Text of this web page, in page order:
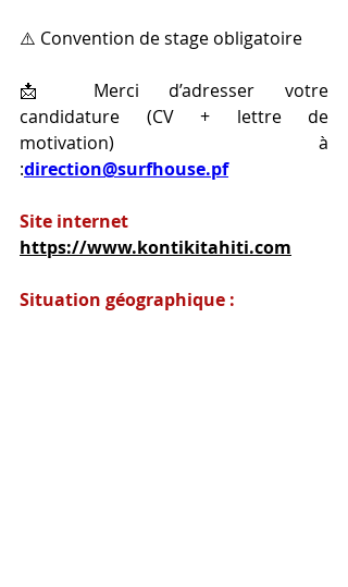
⚠️ Convention de stage obligatoire
📩 Merci d’adresser votre
candidature (CV + lettre de
motivation) à
:direction@surfhouse.pf
Site internet
https://www.kontikitahiti.com
Situation géographique :